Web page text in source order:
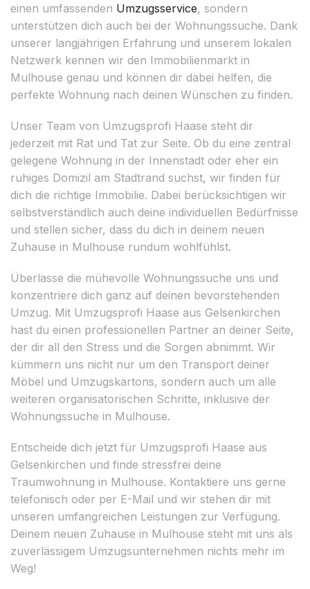
einen umfassenden Umzugsservice, sondern
unterstützen dich auch bei der Wohnungssuche. Dank
unserer langjährigen Erfahrung und unserem lokalen
Netzwerk kennen wir den Immobilienmarkt in
Mulhouse genau und können dir dabei helfen, die
perfekte Wohnung nach deinen Wünschen zu finden.
Unser Team von Umzugsprofi Haase steht dir
jederzeit mit Rat und Tat zur Seite. Ob du eine zentral
gelegene Wohnung in der Innenstadt oder eher ein
ruhiges Domizil am Stadtrand suchst, wir finden für
dich die richtige Immobilie. Dabei berücksichtigen wir
selbstverständlich auch deine individuellen Bedürfnisse
und stellen sicher, dass du dich in deinem neuen
Zuhause in Mulhouse rundum wohlfühlst.
Überlasse die mühevolle Wohnungssuche uns und
konzentriere dich ganz auf deinen bevorstehenden
Umzug. Mit Umzugsprofi Haase aus Gelsenkirchen
hast du einen professionellen Partner an deiner Seite,
der dir all den Stress und die Sorgen abnimmt. Wir
kümmern uns nicht nur um den Transport deiner
Möbel und Umzugskartons, sondern auch um alle
weiteren organisatorischen Schritte, inklusive der
Wohnungssuche in Mulhouse.
Entscheide dich jetzt für Umzugsprofi Haase aus
Gelsenkirchen und finde stressfrei deine
Traumwohnung in Mulhouse. Kontaktiere uns gerne
telefonisch oder per E-Mail und wir stehen dir mit
unseren umfangreichen Leistungen zur Verfügung.
Deinem neuen Zuhause in Mulhouse steht mit uns als
zuverlässigem Umzugsunternehmen nichts mehr im
Weg!